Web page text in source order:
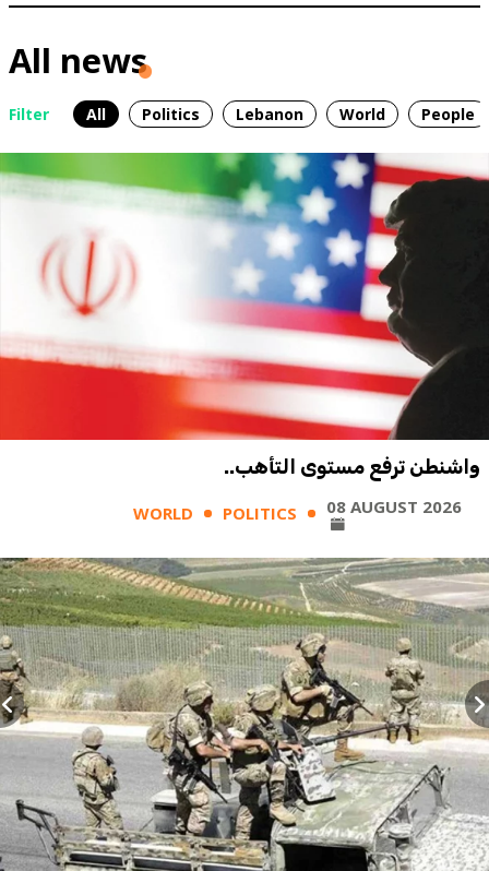
All news
Filter All Politics Lebanon World People
واشنطن ترفع مستوى التأهب..
WORLD POLITICS 08 AUGUST 2026